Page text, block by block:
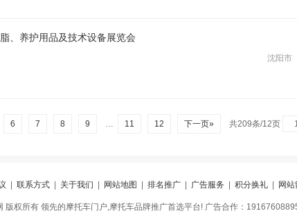
、养护用品及技术设备展览会
沈阳市
6 7 8 9 … 11 12 下一页» 共209条/12页
联系方式 关于我们 网站地图 排名推广 广告服务 积分换礼 网
权所有 领先的摩托车门户,摩托车品牌推广首选平台! 广告合作：